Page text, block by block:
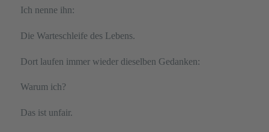
Ich nenne ihn:
Die Warteschleife des Lebens.
Dort laufen immer wieder dieselben Gedanken:
Warum ich?
Das ist unfair.